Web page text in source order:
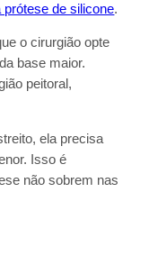
prótese de silicone.
o cirurgião opte
base maior.
peitoral,
ela precisa
Isso é
não sobrem nas